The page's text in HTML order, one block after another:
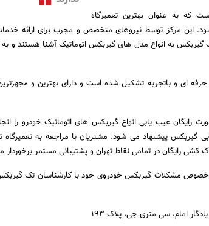
که به عنوان بهترین تعمیرگاه
این مرکز توسط نیروهای متخصص و مجرب برای ارائه
گیربکس به انواع مدل های گیربکس اتوماتیک آشنا هستند و به
ای و باتجربه تشکیل شده است و دارای بهترین و مجهزترین
عیب یابی انواع گیربکس های اتوماتیک خودرو را
گیربکس پیشنهاد می شود. مشتریان با مراجعه به
کشی رایگان در تمامی نقاط تهران و پشتیبانی مستمر
خصوص مشکلات گیربکس خودروی خود با کارشناسان تک
امام، سی متری جی، پلاک 193